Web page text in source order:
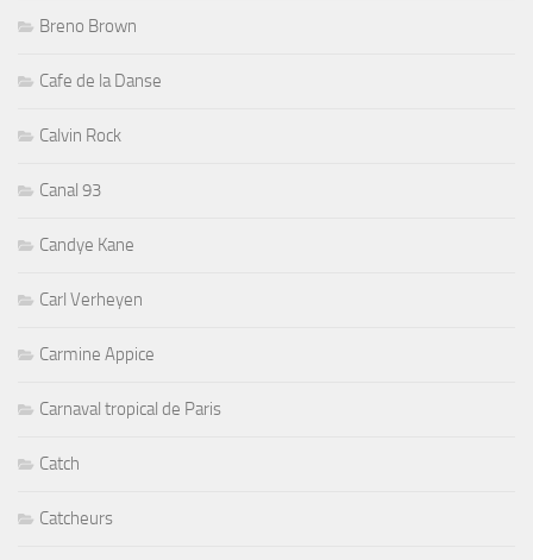
Breno Brown
Cafe de la Danse
Calvin Rock
Canal 93
Candye Kane
Carl Verheyen
Carmine Appice
Carnaval tropical de Paris
Catch
Catcheurs